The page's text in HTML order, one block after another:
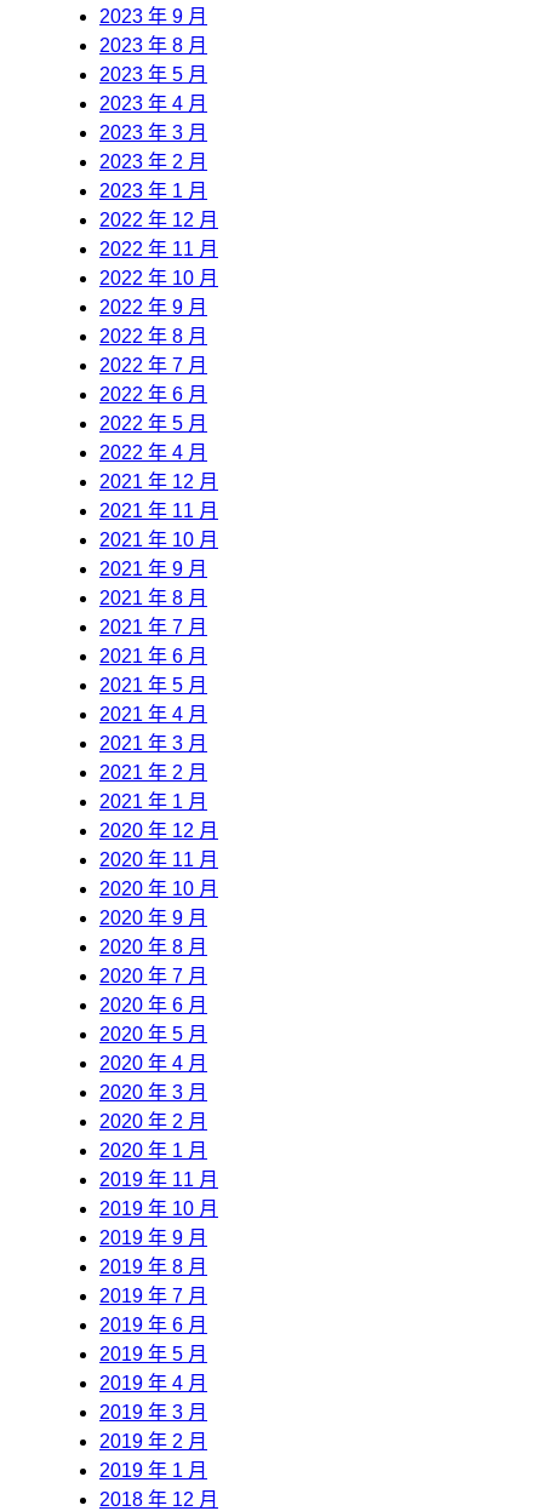
2023 年 9 月
2023 年 8 月
2023 年 5 月
2023 年 4 月
2023 年 3 月
2023 年 2 月
2023 年 1 月
2022 年 12 月
2022 年 11 月
2022 年 10 月
2022 年 9 月
2022 年 8 月
2022 年 7 月
2022 年 6 月
2022 年 5 月
2022 年 4 月
2021 年 12 月
2021 年 11 月
2021 年 10 月
2021 年 9 月
2021 年 8 月
2021 年 7 月
2021 年 6 月
2021 年 5 月
2021 年 4 月
2021 年 3 月
2021 年 2 月
2021 年 1 月
2020 年 12 月
2020 年 11 月
2020 年 10 月
2020 年 9 月
2020 年 8 月
2020 年 7 月
2020 年 6 月
2020 年 5 月
2020 年 4 月
2020 年 3 月
2020 年 2 月
2020 年 1 月
2019 年 11 月
2019 年 10 月
2019 年 9 月
2019 年 8 月
2019 年 7 月
2019 年 6 月
2019 年 5 月
2019 年 4 月
2019 年 3 月
2019 年 2 月
2019 年 1 月
2018 年 12 月